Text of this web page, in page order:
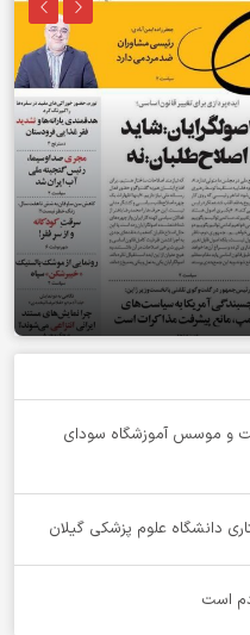
و موسس آموزشگاه سودای
دانشگاه علوم پزشکی گیلان
است